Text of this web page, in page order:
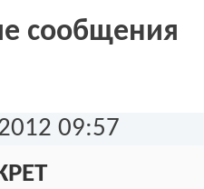
сообщения
09:57